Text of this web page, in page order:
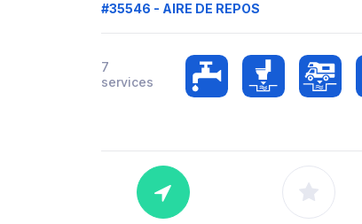
#35546 - AIRE DE REPOS
7
services